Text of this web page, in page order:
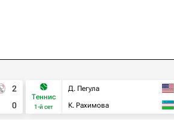
2
0
Теннис
1-й сет
Д. Пегула
К. Рахимова